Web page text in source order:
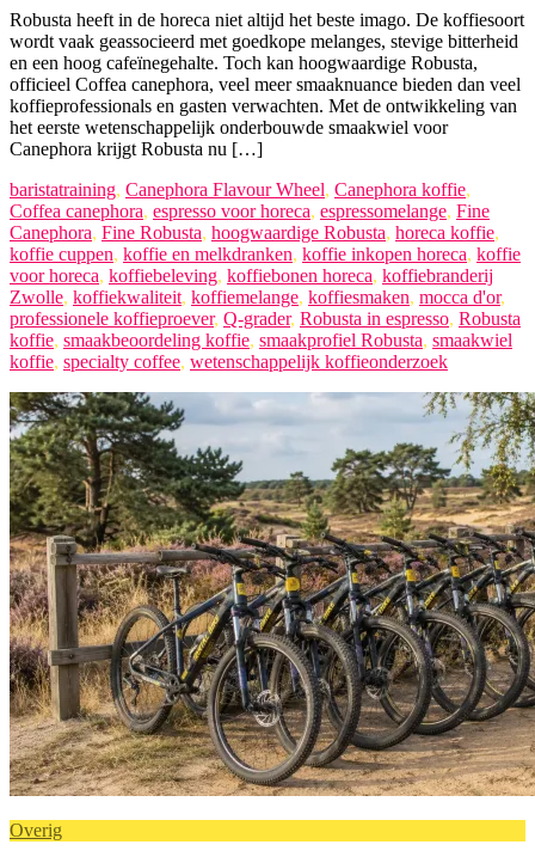
Robusta heeft in de horeca niet altijd het beste imago. De koffiesoort
wordt vaak geassocieerd met goedkope melanges, stevige bitterheid
en een hoog cafeïnegehalte. Toch kan hoogwaardige Robusta,
officieel Coffea canephora, veel meer smaaknuance bieden dan veel
koffieprofessionals en gasten verwachten. Met de ontwikkeling van
het eerste wetenschappelijk onderbouwde smaakwiel voor
Canephora krijgt Robusta nu […]
baristatraining, Canephora Flavour Wheel, Canephora koffie,
Coffea canephora, espresso voor horeca, espressomelange, Fine
Canephora, Fine Robusta, hoogwaardige Robusta, horeca koffie,
koffie cuppen, koffie en melkdranken, koffie inkopen horeca, koffie
voor horeca, koffiebeleving, koffiebonen horeca, koffiebranderij
Zwolle, koffiekwaliteit, koffiemelange, koffiesmaken, mocca d'or,
professionele koffieproever, Q-grader, Robusta in espresso, Robusta
koffie, smaakbeoordeling koffie, smaakprofiel Robusta, smaakwiel
koffie, specialty coffee, wetenschappelijk koffieonderzoek
Overig